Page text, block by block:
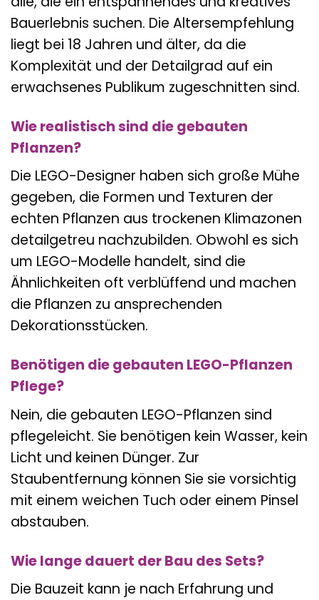
Bauerlebnis suchen. Die Altersempfehlung
liegt bei 18 Jahren und älter, da die
Komplexität und der Detailgrad auf ein
erwachsenes Publikum zugeschnitten sind.
Wie realistisch sind die gebauten
Pflanzen?
Die LEGO-Designer haben sich große Mühe
gegeben, die Formen und Texturen der
echten Pflanzen aus trockenen Klimazonen
detailgetreu nachzubilden. Obwohl es sich
um LEGO-Modelle handelt, sind die
Ähnlichkeiten oft verblüffend und machen
die Pflanzen zu ansprechenden
Dekorationsstücken.
Benötigen die gebauten LEGO-Pflanzen
Pflege?
Nein, die gebauten LEGO-Pflanzen sind
pflegeleicht. Sie benötigen kein Wasser, kein
Licht und keinen Dünger. Zur
Staubentfernung können Sie sie vorsichtig
mit einem weichen Tuch oder einem Pinsel
abstauben.
Wie lange dauert der Bau des Sets?
Die Bauzeit kann je nach Erfahrung und